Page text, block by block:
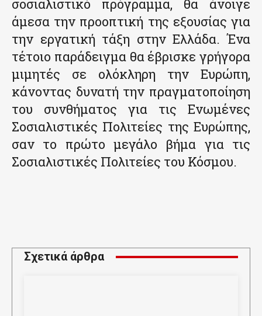
σοσιαλιστικό πρόγραμμα, θα άνοιγε
άμεσα την προοπτική της εξουσίας για
την εργατική τάξη στην Ελλάδα. Ένα
τέτοιο παράδειγμα θα έβρισκε γρήγορα
μιμητές σε ολόκληρη την Ευρώπη,
κάνοντας δυνατή την πραγματοποίηση
του συνθήματος για τις Ενωμένες
Σοσιαλιστικές Πολιτείες της Ευρώπης,
σαν το πρώτο μεγάλο βήμα για τις
Σοσιαλιστικές Πολιτείες του Κόσμου.
Σχετικά άρθρα